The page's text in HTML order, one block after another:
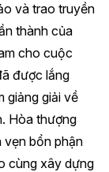
và trao truyền
thành của
cho cuộc
được lắng
giảng giải về
Hòa thượng
vẹn bổn phận
cùng xây dựng